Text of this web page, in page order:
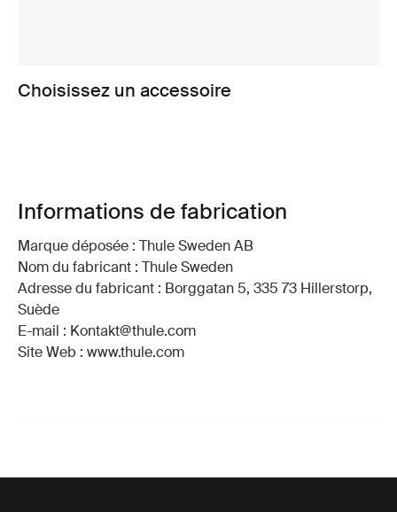
Choisissez un accessoire
Informations de fabrication
Marque déposée : Thule Sweden AB
Nom du fabricant : Thule Sweden
Adresse du fabricant : Borggatan 5, 335 73 Hillerstorp,
Suède
E-mail : Kontakt@thule.com
Site Web : www.thule.com